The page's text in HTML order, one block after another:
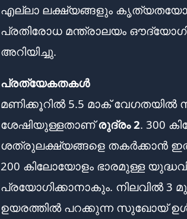
എല്ലാ ലക്ഷ്യങ്ങളും കൃത്യതയോടെ
പ്രതിരോധ മന്ത്രാലയം
അറിയിച്ചു.
പ്രത്യേകതകൾ
മണിക്കൂറിൽ 5.5 മാക് വേഗതയിൽ
ശേഷിയുള്ളതാണ്രുദ്രം 2. 300
ശത്രുലക്ഷ്യങ്ങളെ തകർക്കാൻ
200 കിലോയോളം ഭാരമുള്ള
പ്രയോഗിക്കാനാകും. നിലവിൽ 3
ഉയരത്തിൽ പറക്കുന്ന സുഖോയ്